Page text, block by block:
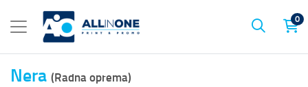
0
Nera (Radna oprema)